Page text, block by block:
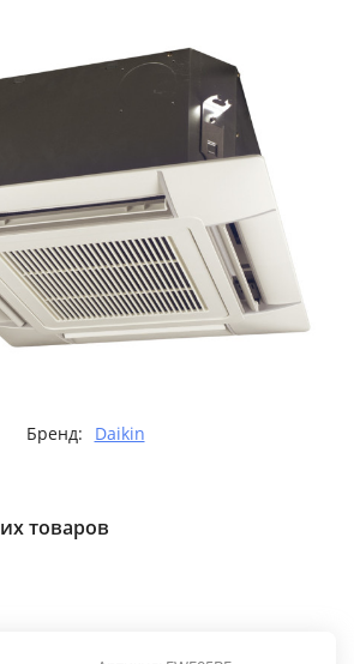
Бренд: Daikin
товаров